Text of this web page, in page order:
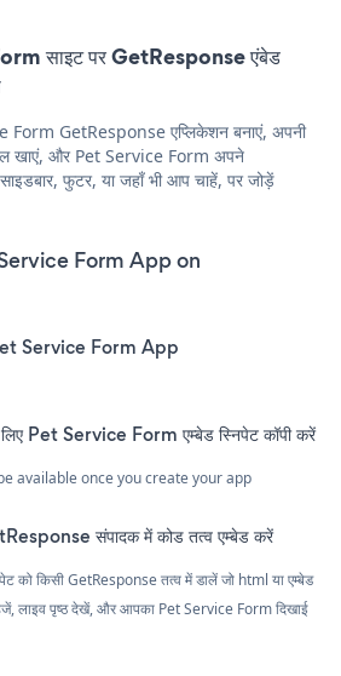
साइट पर GetResponse एंबेड
GetResponse एप्लिकेशन बनाएं, अपनी
खाएं, और Pet Service Form अपने
फुटर, या जहाँ भी आप चाहें, पर जोड़ें
Form App on
Service Form App
Pet Service Form एम्बेड स्निपेट कॉपी करें
available once you create your app
संपादक में कोड तत्व एम्बेड करें
को किसी GetResponse तत्व में डालें जो html या एम्बेड
लाइव पृष्ठ देखें, और आपका Pet Service Form दिखाई